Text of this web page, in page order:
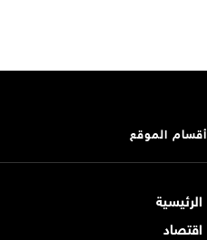
أقسام الموقع
الرئيسية
اقتصاد